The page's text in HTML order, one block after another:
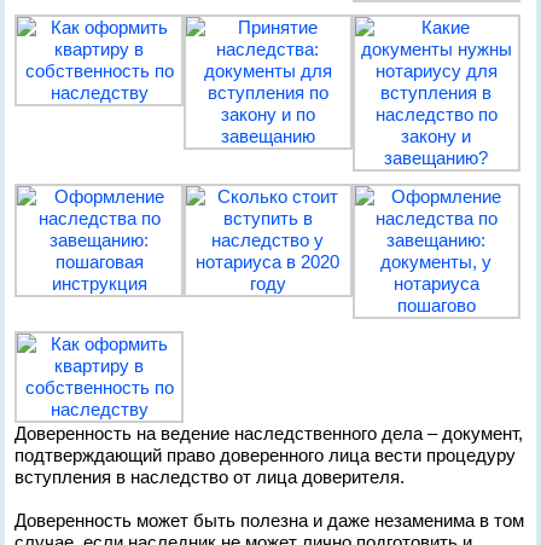
Доверенность на ведение наследственного дела – документ,
подтверждающий право доверенного лица вести процедуру
вступления в наследство от лица доверителя.
Доверенность может быть полезна и даже незаменима в том